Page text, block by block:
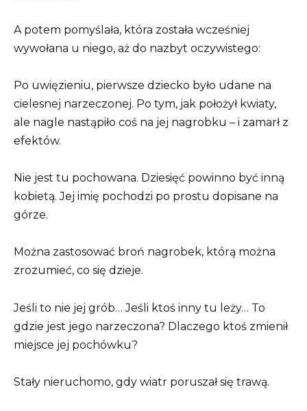
A potem pomyślała, która została wcześniej
wywołana u niego, aż do nazbyt oczywistego:
Po uwięzieniu, pierwsze dziecko było udane na
cielesnej narzeczonej. Po tym, jak położył kwiaty,
ale nagle nastąpiło coś na jej nagrobku – i zamarł z
efektów.
Nie jest tu pochowana. Dziesięć powinno być inną
kobietą. Jej imię pochodzi po prostu dopisane na
górze.
Można zastosować broń nagrobek, którą można
zrozumieć, co się dzieje.
Jeśli to nie jej grób… Jeśli ktoś inny tu leży… To
gdzie jest jego narzeczona? Dlaczego ktoś zmienił
miejsce jej pochówku?
Stały nieruchomo, gdy wiatr poruszał się trawą.